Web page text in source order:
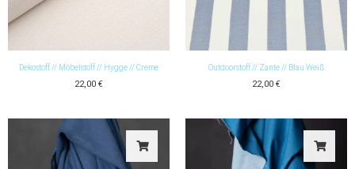
Dekostoff // Möbelstoff // Hygge // Creme
22,00 €
Outdoorstoff // Zante // Blau Weiß
22,00 €